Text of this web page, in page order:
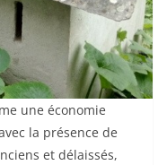
une économie
la présence de
et délaissés,